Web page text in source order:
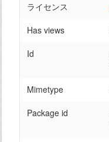
ライセンス
Has views
Id
Mimetype
Package id